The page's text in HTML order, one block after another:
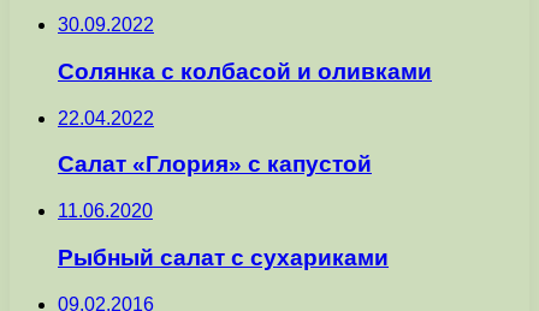
30.09.2022
Солянка с колбасой и оливками
22.04.2022
Салат «Глория» с капустой
11.06.2020
Рыбный салат с сухариками
09.02.2016